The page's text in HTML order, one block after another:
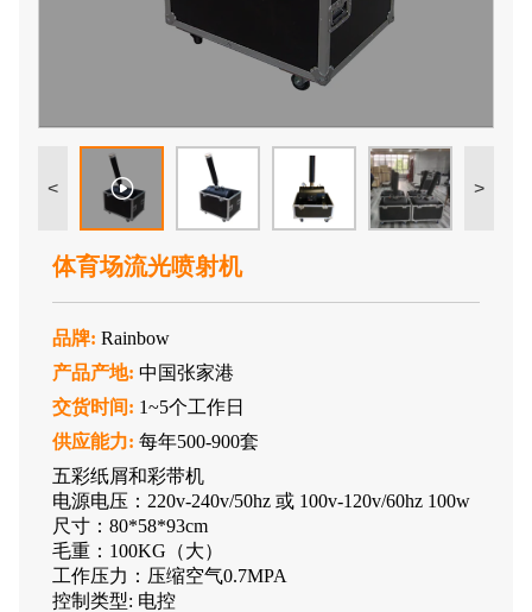
< >
体育场流光喷射机
品牌: Rainbow
产品产地: 中国张家港
交货时间: 1~5个工作日
供应能力: 每年500-900套
五彩纸屑和彩带机
电源电压：220v-240v/50hz 或 100v-120v/60hz 100w
尺寸：80*58*93cm
毛重：100KG（大）
工作压力：压缩空气0.7MPA
控制类型: 电控